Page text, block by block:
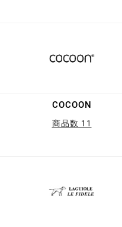
COCOON
商品数 11